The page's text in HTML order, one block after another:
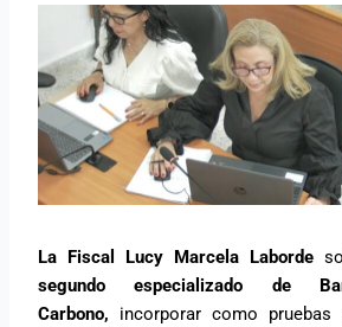
La Fiscal Lucy Marcela Laborde
segundo especializado de
Carbono, incorporar como